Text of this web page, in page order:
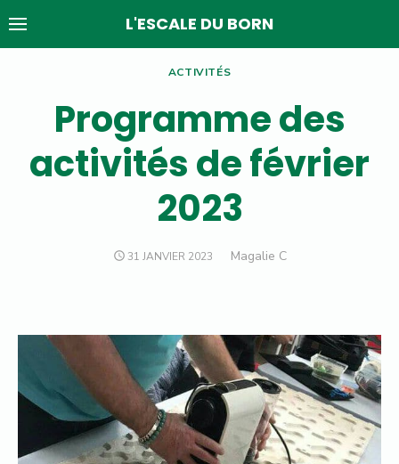
to
L'ESCALE DU BORN
ACTIVITÉS
Programme des
activités de février
2023
POSTED
31 JANVIER 2023 Author
Magalie C